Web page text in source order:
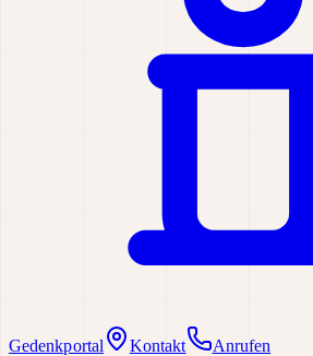
Gedenkportal Kontakt Anrufen